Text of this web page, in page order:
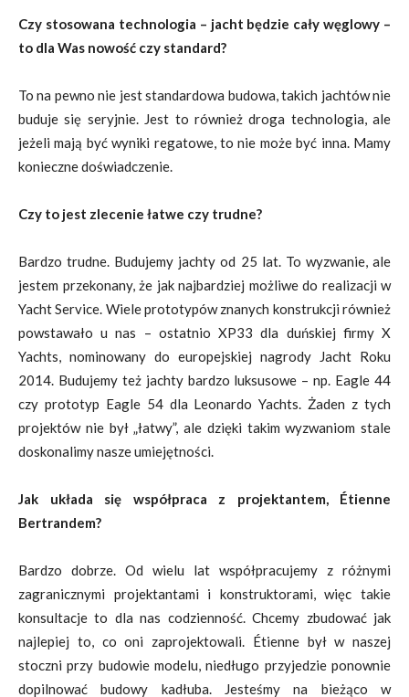
Czy stosowana technologia – jacht będzie cały węglowy –
to dla Was nowość czy standard?
To na pewno nie jest standardowa budowa, takich jachtów nie
buduje się seryjnie. Jest to również droga technologia, ale
jeżeli mają być wyniki regatowe, to nie może być inna. Mamy
konieczne doświadczenie.
Czy to jest zlecenie łatwe czy trudne?
Bardzo trudne. Budujemy jachty od 25 lat. To wyzwanie, ale
jestem przekonany, że jak najbardziej możliwe do realizacji w
Yacht Service. Wiele prototypów znanych konstrukcji również
powstawało u nas – ostatnio XP33 dla duńskiej firmy X
Yachts, nominowany do europejskiej nagrody Jacht Roku
2014. Budujemy też jachty bardzo luksusowe – np. Eagle 44
czy prototyp Eagle 54 dla Leonardo Yachts. Żaden z tych
projektów nie był „łatwy”, ale dzięki takim wyzwaniom stale
doskonalimy nasze umiejętności.
Jak układa się współpraca z projektantem, Étienne
Bertrandem?
Bardzo dobrze. Od wielu lat współpracujemy z różnymi
zagranicznymi projektantami i konstruktorami, więc takie
konsultacje to dla nas codzienność. Chcemy zbudować jak
najlepiej to, co oni zaprojektowali. Étienne był w naszej
stoczni przy budowie modelu, niedługo przyjedzie ponownie
dopilnować budowy kadłuba. Jesteśmy na bieżąco w